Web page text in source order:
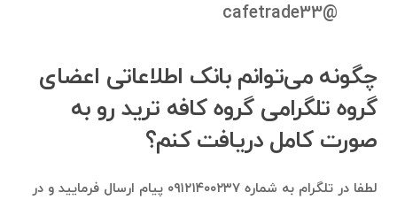
@cafetrade33
چگونه می‌توانم بانک اطلاعاتی اعضای
گروه تلگرامی گروه کافه ترید رو به
صورت کامل دریافت کنم؟
لطفا در تلگرام به شماره ۰۹۱۲۱۴۰۰۲۳۷ پیام ارسال فرمایید و در